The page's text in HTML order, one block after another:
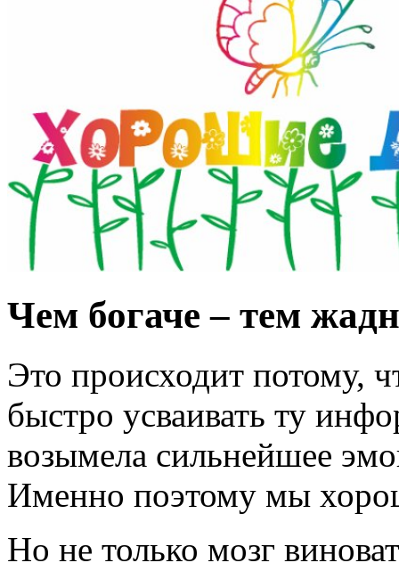
Чем богаче – тем
Это происходит потому,
быстро усваивать ту
возымела сильнейшее
Именно поэтому мы
Но не только мозг